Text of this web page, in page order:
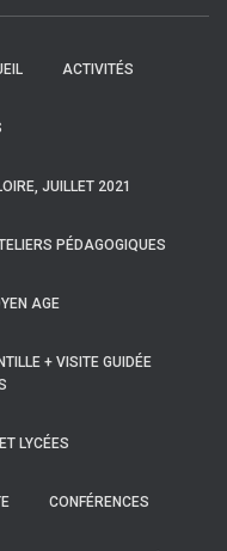
ACTIVITÉS
JUILLET 2021
PÉDAGOGIQUES
AGE
+ VISITE GUIDÉE
LYCÉES
CONFÉRENCES